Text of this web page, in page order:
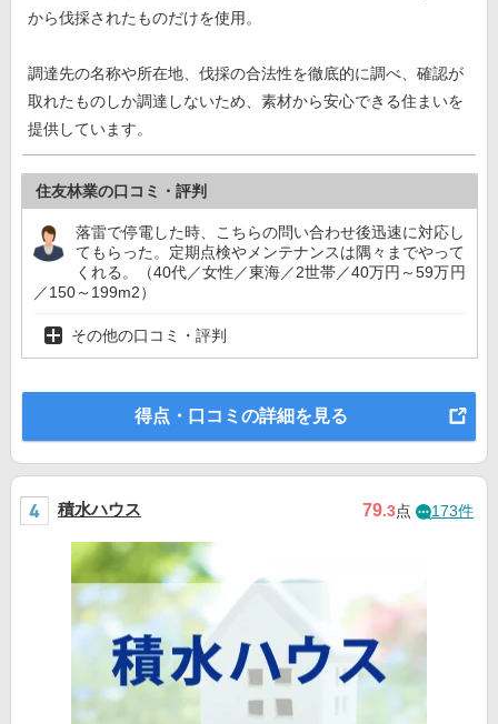
から伐採されたものだけを使用。
調達先の名称や所在地、伐採の合法性を徹底的に調べ、確認が
取れたものしか調達しないため、素材から安心できる住まいを
提供しています。
住友林業の口コミ・評判
落雷で停電した時、こちらの問い合わせ後迅速に対応し
てもらった。定期点検やメンテナンスは隅々までやって
くれる。（40代／女性／東海／2世帯／40万円～59万円
／150～199m2）
その他の口コミ・評判
得点・口コミの詳細を見る
積水ハウス 79.3点 173件